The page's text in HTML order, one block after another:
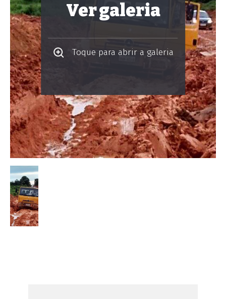
Ver galeria
Toque para abrir a galeria